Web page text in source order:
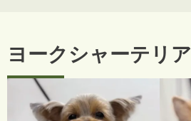
ヨークシャーテリア